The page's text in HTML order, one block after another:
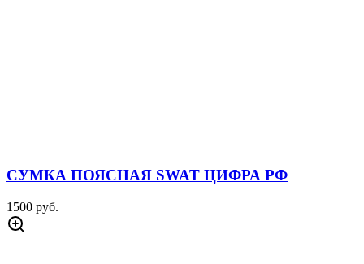
СУМКА ПОЯСНАЯ SWAT ЦИФРА РФ
1500 руб.